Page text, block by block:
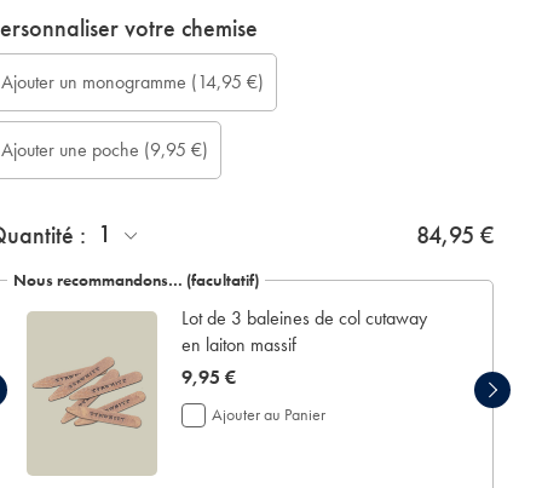
votre chemise
sur
de
Ajouter un monogramme (14,95 €)
Ajouter une poche (9,95 €)
: 1 84,95 €
Nous recommandons… (facultatif)
Lot de 3 baleines de col cutaway
en laiton massif
now
9,95
€
9,95 €
Ajouter au Panier